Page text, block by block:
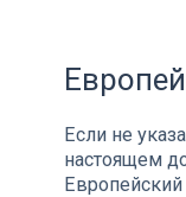
Если не
настоящем